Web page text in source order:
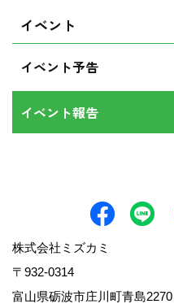
イベント
イベント予告
イベント報告
株式会社ミズカミ
〒932-0314
富山県砺波市庄川町青島